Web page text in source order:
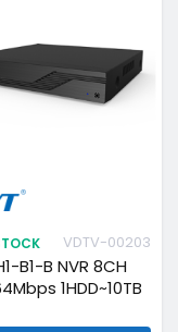
VDTV-00203
B1-B NVR 8CH
1HDD~10TB